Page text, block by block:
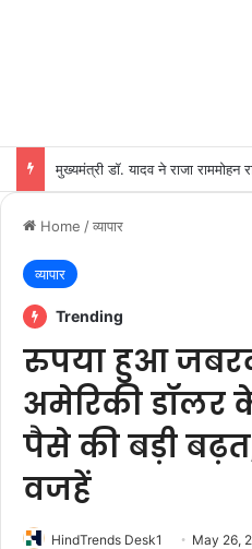
मुख्यमंत्री डॉ. यादव ने राजा राममोहन
Home /व्यापार
व्यापार
Trending
रुपया हुआ
अमेरिकी
पैसे की बड़ी
वजहें
HindTrends Desk1 May 26,